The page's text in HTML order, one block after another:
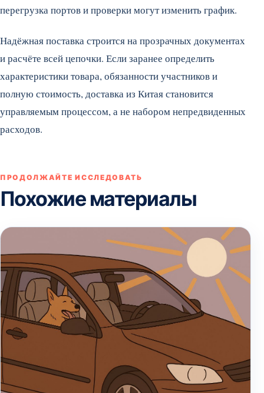
перегрузка портов и проверки могут изменить график.
Надёжная поставка строится на прозрачных документах
и расчёте всей цепочки. Если заранее определить
характеристики товара, обязанности участников и
полную стоимость, доставка из Китая становится
управляемым процессом, а не набором непредвиденных
расходов.
ПРОДОЛЖАЙТЕ ИССЛЕДОВАТЬ
Похожие материалы